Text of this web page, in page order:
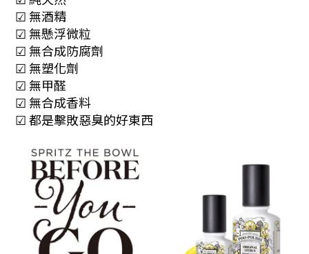
☑ 無酒精
☑ 無懸浮微粒
☑ 無合成防腐劑
☑ 無塑化劑
☑ 無甲醛
☑ 無合成香料
☑ 都是擊敗惡臭的好東西